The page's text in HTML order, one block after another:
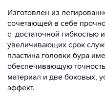
Изготовлен из
сочетающей в себе
с достаточной гибкостью
увеличивающих срок
пластина головки бура
обеспечивающую
материал и две боковых,
эффект.